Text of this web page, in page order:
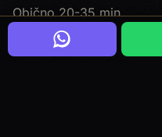
Obično 20-35 min.
Koje vozilo?
Sedan, V-Class ili